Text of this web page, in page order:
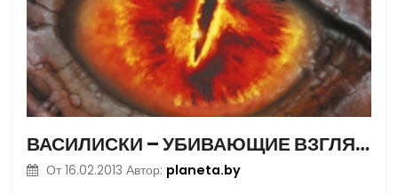
ВАСИЛИСКИ – УБИВАЮЩИЕ ВЗГЛЯДОМ
От 16.02.2013 Автор: planeta.by